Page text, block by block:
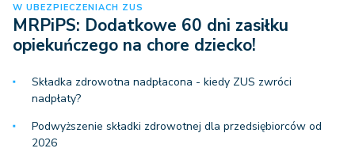
W UBEZPIECZENIACH ZUS
MRPiPS: Dodatkowe 60 dni zasiłku
opiekuńczego na chore dziecko!
Składka zdrowotna nadpłacona - kiedy ZUS zwróci
nadpłaty?
Podwyższenie składki zdrowotnej dla przedsiębiorców od
2026